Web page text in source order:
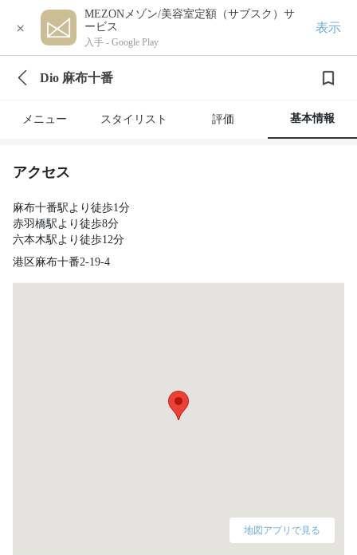
×
MEZONメゾン/美容室定額（サブスク）サ
ービス
入手 - Google Play
表示
Dio 麻布十番
メニュー スタイリスト 評価 基本情報
アクセス
麻布十番駅より徒歩1分
赤羽橋駅より徒歩8分
六本木駅より徒歩12分
港区麻布十番2-19-4
地図アプリで見る